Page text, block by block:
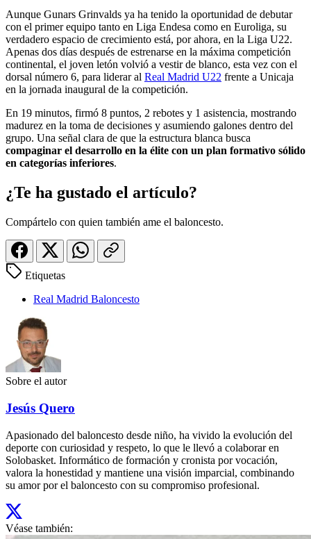
Aunque Gunars Grinvalds ya ha tenido la oportunidad de debutar
con el primer equipo tanto en Liga Endesa como en Euroliga, su
verdadero espacio de crecimiento está, por ahora, en la Liga U22.
Apenas dos días después de estrenarse en la máxima competición
continental, el joven letón volvió a vestir de blanco, esta vez con el
dorsal número 6, para liderar al Real Madrid U22 frente a Unicaja
en la jornada inaugural de la competición.
En 19 minutos, firmó 8 puntos, 2 rebotes y 1 asistencia, mostrando
madurez en la toma de decisiones y asumiendo galones dentro del
grupo. Una señal clara de que la estructura blanca busca
compaginar el desarrollo en la élite con un plan formativo sólido
en categorías inferiores.
¿Te ha gustado el artículo?
Compártelo con quien también ame el baloncesto.
Etiquetas
Real Madrid Baloncesto
Sobre el autor
Jesús Quero
Apasionado del baloncesto desde niño, ha vivido la evolución del
deporte con curiosidad y respeto, lo que le llevó a colaborar en
Solobasket. Informático de formación y cronista por vocación,
valora la honestidad y mantiene una visión imparcial, combinando
su amor por el baloncesto con su compromiso profesional.
Véase también: